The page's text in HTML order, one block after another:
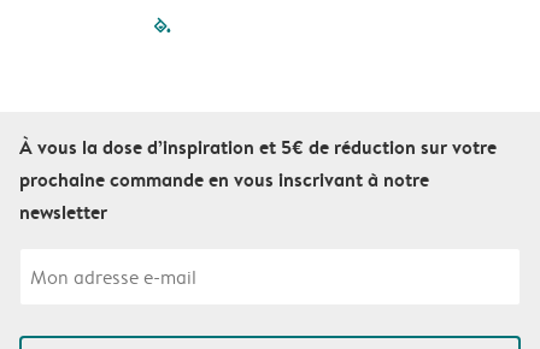
filled-pagination
À vous la dose d’inspiration et 5€ de réduction sur votre
prochaine commande en vous inscrivant à notre
newsletter